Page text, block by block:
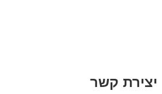
יצירת קשר